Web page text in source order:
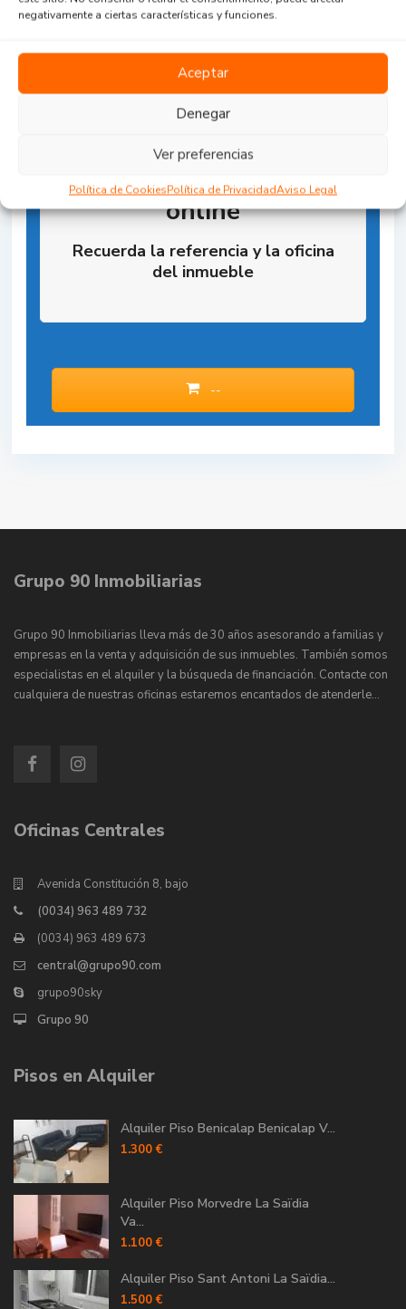
negativamente a ciertas características y funciones.
Aceptar
Denegar
Ver preferencias
Política de CookiesPolítica de PrivacidadAviso Legal
Reserva la Propiedad
online
Recuerda la referencia y la oficina
del inmueble
--
Grupo 90 Inmobiliarias
Grupo 90 Inmobiliarias lleva más de 30 años asesorando a familias y
empresas en la venta y adquisición de sus inmuebles. También somos
especialistas en el alquiler y la búsqueda de financiación. Contacte con
cualquiera de nuestras oficinas estaremos encantados de atenderle…
Oficinas Centrales
Avenida Constitución 8, bajo
(0034) 963 489 732
(0034) 963 489 673
central@grupo90.com
grupo90sky
Grupo 90
Pisos en Alquiler
Alquiler Piso Benicalap Benicalap V...
1.300 €
Alquiler Piso Morvedre La Saïdia
Va...
1.100 €
Alquiler Piso Sant Antoni La Saïdia...
1.500 €